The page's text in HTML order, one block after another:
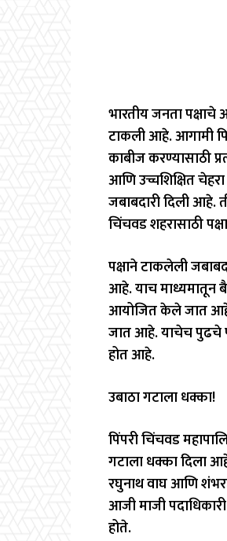
भारतीय जनता पक्षाचे
टाकली आहे. आगामी
काबीज करण्यासाठी
आणि उच्चशिक्षित
जबाबदारी दिली
चिंचवड शहरासाठी
पक्षाने टाकलेली
आहे. याच माध्यमातून
आयोजित केले जात
जात आहे. याचेच पुढचे
होत आहे.
उबाठा गटाला धक्का!
पिंपरी चिंचवड
गटाला धक्का दिला
रघुनाथ वाघ आणि
आजी माजी
होते.